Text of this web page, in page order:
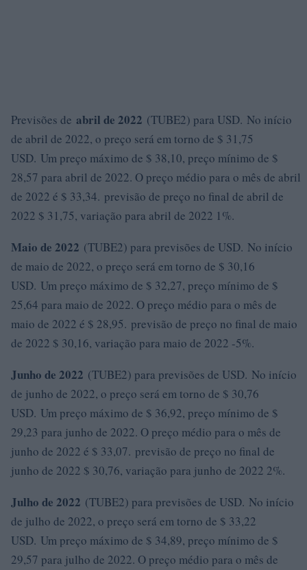
Previsões de abril de 2022 (TUBE2) para USD. No início
de abril de 2022, o preço será em torno de $ 31,75
USD. Um preço máximo de $ 38,10, preço mínimo de $
28,57 para abril de 2022. O preço médio para o mês de abril
de 2022 é $ 33,34. previsão de preço no final de abril de
2022 $ 31,75, variação para abril de 2022 1%.
Maio de 2022 (TUBE2) para previsões de USD. No início
de maio de 2022, o preço será em torno de $ 30,16
USD. Um preço máximo de $ 32,27, preço mínimo de $
25,64 para maio de 2022. O preço médio para o mês de
maio de 2022 é $ 28,95. previsão de preço no final de maio
de 2022 $ 30,16, variação para maio de 2022 -5%.
Junho de 2022 (TUBE2) para previsões de USD. No início
de junho de 2022, o preço será em torno de $ 30,76
USD. Um preço máximo de $ 36,92, preço mínimo de $
29,23 para junho de 2022. O preço médio para o mês de
junho de 2022 é $ 33,07. previsão de preço no final de
junho de 2022 $ 30,76, variação para junho de 2022 2%.
Julho de 2022 (TUBE2) para previsões de USD. No início
de julho de 2022, o preço será em torno de $ 33,22
USD. Um preço máximo de $ 34,89, preço mínimo de $
29,57 para julho de 2022. O preço médio para o mês de